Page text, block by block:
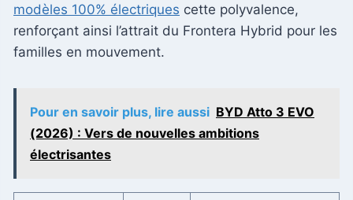
modèles 100% électriques cette polyvalence,
renforçant ainsi l’attrait du Frontera Hybrid pour les
familles en mouvement.
Pour en savoir plus, lire aussi BYD Atto 3 EVO
(2026) : Vers de nouvelles ambitions
électrisantes